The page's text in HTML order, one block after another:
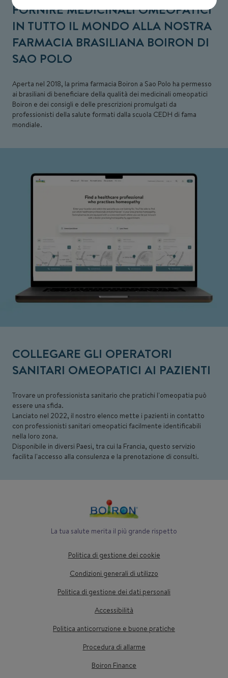
FORNIRE MEDICINALI OMEOPATICI
IN TUTTO IL MONDO ALLA NOSTRA
FARMACIA BRASILIANA BOIRON DI
SAO POLO
Aperta nel 2018, la prima farmacia Boiron a Sao Polo ha permesso
ai brasiliani di beneficiare della qualità dei medicinali omeopatici
Boiron e dei consigli e delle prescrizioni promulgati da
professionisti della salute formati dalla scuola CEDH di fama
mondiale.
COLLEGARE GLI OPERATORI
SANITARI OMEOPATICI AI PAZIENTI
Trovare un professionista sanitario che pratichi l'omeopatia può
essere una sfida.
Lanciato nel 2022, il nostro elenco mette i pazienti in contatto
con professionisti sanitari omeopatici facilmente identificabili
nella loro zona.
Disponibile in diversi Paesi, tra cui la Francia, questo servizio
facilita l'accesso alla consulenza e la prenotazione di consulti.
La tua salute merita il più grande rispetto
Politica di gestione dei cookie
Condizioni generali di utilizzo
Politica di gestione dei dati personali
Accessibilità
Politica anticorruzione e buone pratiche
Procedura di allarme
Boiron Finance